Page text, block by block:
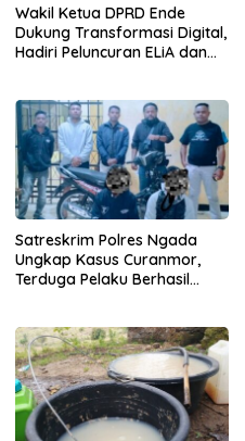
Wakil Ketua DPRD Ende
Dukung Transformasi Digital,
Hadiri Peluncuran ELiA dan
Satreskrim Polres Ngada
Ungkap Kasus Curanmor,
Terduga Pelaku Berhasil